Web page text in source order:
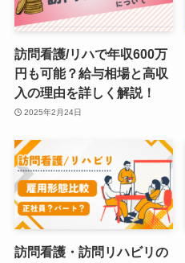
訪問看護/リハで年収600万
円も可能？給与相場と高収
入の理由を詳しく解説！
2025年2月24日
訪問看護・訪問リハビリの